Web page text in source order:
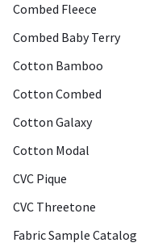
Combed Fleece
Combed Baby Terry
Cotton Bamboo
Cotton Combed
Cotton Galaxy
Cotton Modal
CVC Pique
CVC Threetone
Fabric Sample Catalog